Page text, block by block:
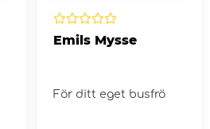
Emils Mysse
För ditt eget busfrö